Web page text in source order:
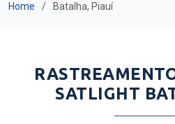
Home Batalha, Piauí
SATLIGHT